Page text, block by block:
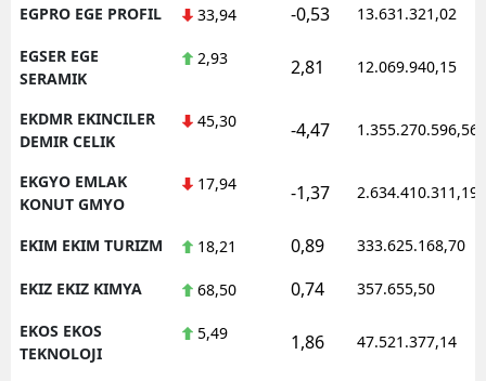
EGPRO EGE PROFIL 33,94 -0,53 13.631.321,02
EGSER EGE
SERAMIK
2,93 2,81 12.069.940,15
EKDMR EKINCILER
DEMIR CELIK
45,30 -4,47 1.355.270.596,56
EKGYO EMLAK
KONUT GMYO
17,94 -1,37 2.634.410.311,19
EKIM EKIM TURIZM 18,21 0,89 333.625.168,70
EKIZ EKIZ KIMYA 68,50 0,74 357.655,50
EKOS EKOS
TEKNOLOJI
5,49 1,86 47.521.377,14